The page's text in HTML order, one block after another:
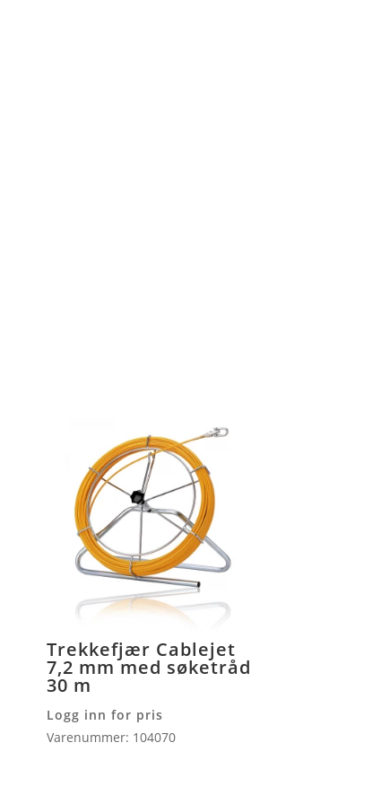
Trekkefjær Cablejet
7,2 mm med søketråd
30 m
Logg inn for pris
Varenummer: 104070